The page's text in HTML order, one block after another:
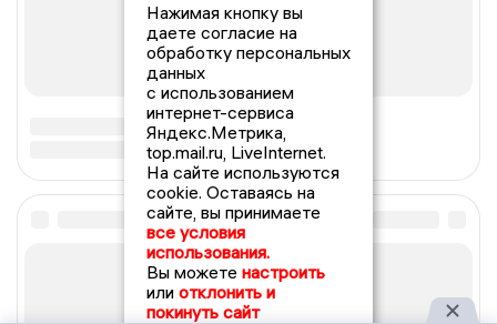
Нажимая кнопку вы
даете согласие на
обработку персональных
данных
с использованием
интернет-сервиса
Яндекс.Метрика,
top.mail.ru, LiveInternet.
На сайте используются
cookie. Оставаясь на
сайте, вы принимаете
все условия
использования.
Вы можете настроить
или отклонить и
покинуть сайт